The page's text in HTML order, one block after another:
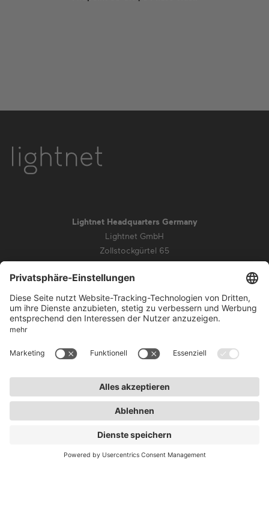
Lightnet Headquarters Germany
Lightnet GmbH
Zollstockgürtel 65
50969 Köln
Datenschutz
Garantiebedingungen
Barrierefreiheit